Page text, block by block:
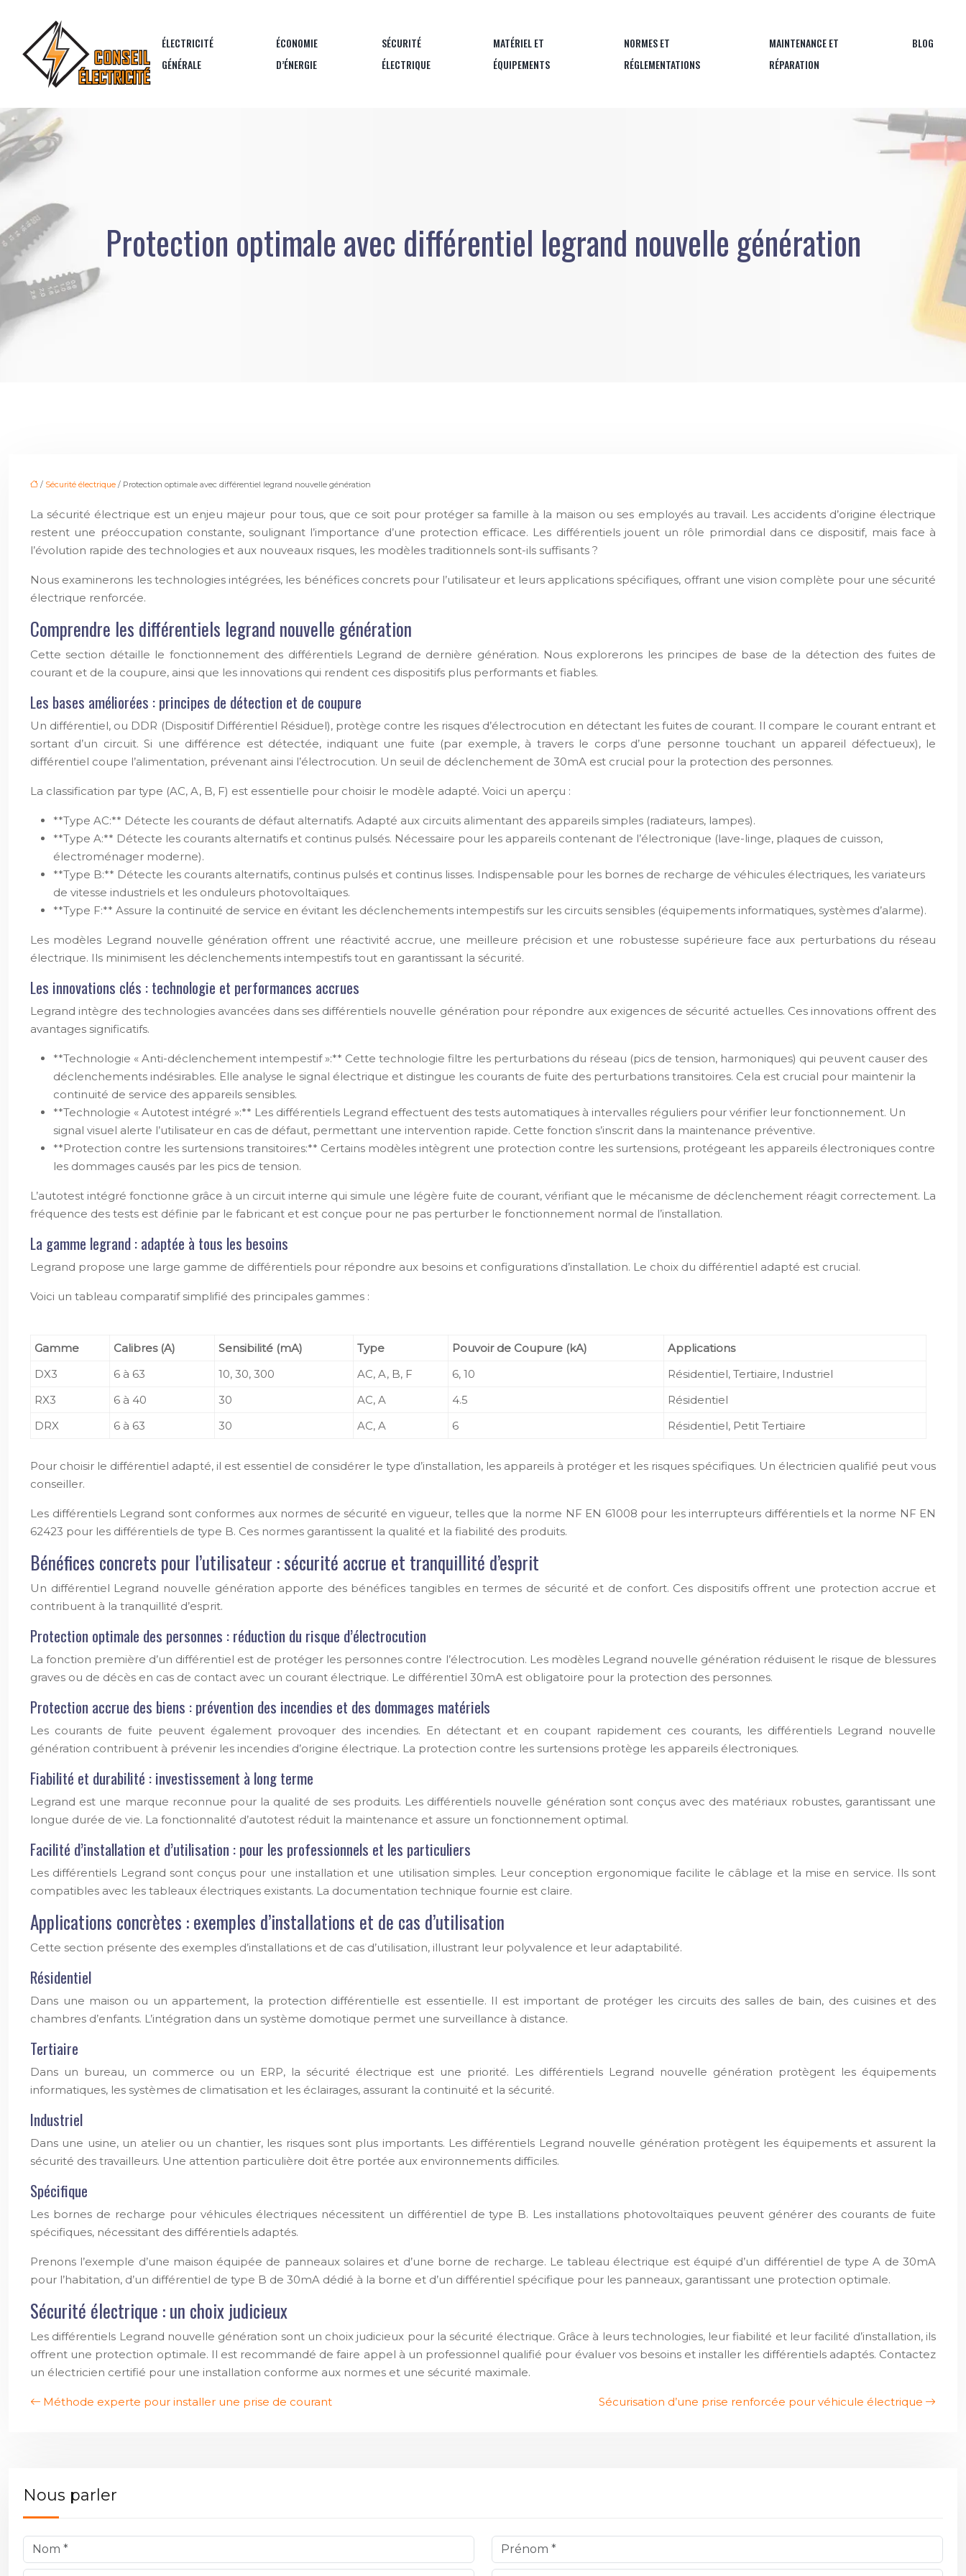
ÉLECTRICITÉ
GÉNÉRALE
ÉCONOMIE
D’ÉNERGIE
SÉCURITÉ
ÉLECTRIQUE
MATÉRIEL ET
ÉQUIPEMENTS
NORMES ET
RÉGLEMENTATIONS
MAINTENANCE ET
RÉPARATION
BLOG
Protection optimale avec différentiel legrand nouvelle génération
/ Sécurité électrique / Protection optimale avec différentiel legrand nouvelle génération
La sécurité électrique est un enjeu majeur pour tous, que ce soit pour protéger sa famille à la maison ou ses employés au travail. Les accidents d’origine électrique
restent une préoccupation constante, soulignant l’importance d’une protection efficace. Les différentiels jouent un rôle primordial dans ce dispositif, mais face à
l’évolution rapide des technologies et aux nouveaux risques, les modèles traditionnels sont-ils suffisants ?
Nous examinerons les technologies intégrées, les bénéfices concrets pour l’utilisateur et leurs applications spécifiques, offrant une vision complète pour une sécurité
électrique renforcée.
Comprendre les différentiels legrand nouvelle génération
Cette section détaille le fonctionnement des différentiels Legrand de dernière génération. Nous explorerons les principes de base de la détection des fuites de
courant et de la coupure, ainsi que les innovations qui rendent ces dispositifs plus performants et fiables.
Les bases améliorées : principes de détection et de coupure
Un différentiel, ou DDR (Dispositif Différentiel Résiduel), protège contre les risques d’électrocution en détectant les fuites de courant. Il compare le courant entrant et
sortant d’un circuit. Si une différence est détectée, indiquant une fuite (par exemple, à travers le corps d’une personne touchant un appareil défectueux), le
différentiel coupe l’alimentation, prévenant ainsi l’électrocution. Un seuil de déclenchement de 30mA est crucial pour la protection des personnes.
La classification par type (AC, A, B, F) est essentielle pour choisir le modèle adapté. Voici un aperçu :
**Type AC:** Détecte les courants de défaut alternatifs. Adapté aux circuits alimentant des appareils simples (radiateurs, lampes).
**Type A:** Détecte les courants alternatifs et continus pulsés. Nécessaire pour les appareils contenant de l’électronique (lave-linge, plaques de cuisson,
électroménager moderne).
**Type B:** Détecte les courants alternatifs, continus pulsés et continus lisses. Indispensable pour les bornes de recharge de véhicules électriques, les variateurs
de vitesse industriels et les onduleurs photovoltaïques.
**Type F:** Assure la continuité de service en évitant les déclenchements intempestifs sur les circuits sensibles (équipements informatiques, systèmes d’alarme).
Les modèles Legrand nouvelle génération offrent une réactivité accrue, une meilleure précision et une robustesse supérieure face aux perturbations du réseau
électrique. Ils minimisent les déclenchements intempestifs tout en garantissant la sécurité.
Les innovations clés : technologie et performances accrues
Legrand intègre des technologies avancées dans ses différentiels nouvelle génération pour répondre aux exigences de sécurité actuelles. Ces innovations offrent des
avantages significatifs.
**Technologie « Anti-déclenchement intempestif »:** Cette technologie filtre les perturbations du réseau (pics de tension, harmoniques) qui peuvent causer des
déclenchements indésirables. Elle analyse le signal électrique et distingue les courants de fuite des perturbations transitoires. Cela est crucial pour maintenir la
continuité de service des appareils sensibles.
**Technologie « Autotest intégré »:** Les différentiels Legrand effectuent des tests automatiques à intervalles réguliers pour vérifier leur fonctionnement. Un
signal visuel alerte l’utilisateur en cas de défaut, permettant une intervention rapide. Cette fonction s’inscrit dans la maintenance préventive.
**Protection contre les surtensions transitoires:** Certains modèles intègrent une protection contre les surtensions, protégeant les appareils électroniques contre
les dommages causés par les pics de tension.
L’autotest intégré fonctionne grâce à un circuit interne qui simule une légère fuite de courant, vérifiant que le mécanisme de déclenchement réagit correctement. La
fréquence des tests est définie par le fabricant et est conçue pour ne pas perturber le fonctionnement normal de l’installation.
La gamme legrand : adaptée à tous les besoins
Legrand propose une large gamme de différentiels pour répondre aux besoins et configurations d’installation. Le choix du différentiel adapté est crucial.
Voici un tableau comparatif simplifié des principales gammes :
Gamme Calibres (A) Sensibilité (mA) Type Pouvoir de Coupure (kA)
Applications
DX3
6 à 63 10, 30, 300 AC, A, B, F 6, 10
Résidentiel, Tertiaire, Industriel
RX3
6 à 40 30 AC, A 4.5
Résidentiel
DRX
6 à 63 30 AC, A 6 Résidentiel, Petit Tertiaire
Pour choisir le différentiel adapté, il est essentiel de considérer le type d’installation, les appareils à protéger et les risques spécifiques. Un électricien qualifié peut vous
conseiller.
Les différentiels Legrand sont conformes aux normes de sécurité en vigueur, telles que la norme NF EN 61008 pour les interrupteurs différentiels et la norme NF EN
62423 pour les différentiels de type B. Ces normes garantissent la qualité et la fiabilité des produits.
Bénéfices concrets pour l’utilisateur : sécurité accrue et tranquillité d’esprit
Un différentiel Legrand nouvelle génération apporte des bénéfices tangibles en termes de sécurité et de confort. Ces dispositifs offrent une protection accrue et
contribuent à la tranquillité d’esprit.
Protection optimale des personnes : réduction du risque d’électrocution
La fonction première d’un différentiel est de protéger les personnes contre l’électrocution. Les modèles Legrand nouvelle génération réduisent le risque de blessures
graves ou de décès en cas de contact avec un courant électrique. Le différentiel 30mA est obligatoire pour la protection des personnes.
Protection accrue des biens : prévention des incendies et des dommages matériels
Les courants de fuite peuvent également provoquer des incendies. En détectant et en coupant rapidement ces courants, les différentiels Legrand nouvelle
génération contribuent à prévenir les incendies d’origine électrique. La protection contre les surtensions protège les appareils électroniques.
Fiabilité et durabilité : investissement à long terme
Legrand est une marque reconnue pour la qualité de ses produits. Les différentiels nouvelle génération sont conçus avec des matériaux robustes, garantissant une
longue durée de vie. La fonctionnalité d’autotest réduit la maintenance et assure un fonctionnement optimal.
Facilité d’installation et d’utilisation : pour les professionnels et les particuliers
Les différentiels Legrand sont conçus pour une installation et une utilisation simples. Leur conception ergonomique facilite le câblage et la mise en service. Ils sont
compatibles avec les tableaux électriques existants. La documentation technique fournie est claire.
Applications concrètes : exemples d’installations et de cas d’utilisation
Cette section présente des exemples d’installations et de cas d’utilisation, illustrant leur polyvalence et leur adaptabilité.
Résidentiel
Dans une maison ou un appartement, la protection différentielle est essentielle. Il est important de protéger les circuits des salles de bain, des cuisines et des
chambres d’enfants. L’intégration dans un système domotique permet une surveillance à distance.
Tertiaire
Dans un bureau, un commerce ou un ERP, la sécurité électrique est une priorité. Les différentiels Legrand nouvelle génération protègent les équipements
informatiques, les systèmes de climatisation et les éclairages, assurant la continuité et la sécurité.
Industriel
Dans une usine, un atelier ou un chantier, les risques sont plus importants. Les différentiels Legrand nouvelle génération protègent les équipements et assurent la
sécurité des travailleurs. Une attention particulière doit être portée aux environnements difficiles.
Spécifique
Les bornes de recharge pour véhicules électriques nécessitent un différentiel de type B. Les installations photovoltaïques peuvent générer des courants de fuite
spécifiques, nécessitant des différentiels adaptés.
Prenons l’exemple d’une maison équipée de panneaux solaires et d’une borne de recharge. Le tableau électrique est équipé d’un différentiel de type A de 30mA
pour l’habitation, d’un différentiel de type B de 30mA dédié à la borne et d’un différentiel spécifique pour les panneaux, garantissant une protection optimale.
Sécurité électrique : un choix judicieux
Les différentiels Legrand nouvelle génération sont un choix judicieux pour la sécurité électrique. Grâce à leurs technologies, leur fiabilité et leur facilité d’installation, ils
offrent une protection optimale. Il est recommandé de faire appel à un professionnel qualifié pour évaluer vos besoins et installer les différentiels adaptés. Contactez
un électricien certifié pour une installation conforme aux normes et une sécurité maximale.
Méthode experte pour installer une prise de courant Sécurisation d’une prise renforcée pour véhicule électrique
Nous parler